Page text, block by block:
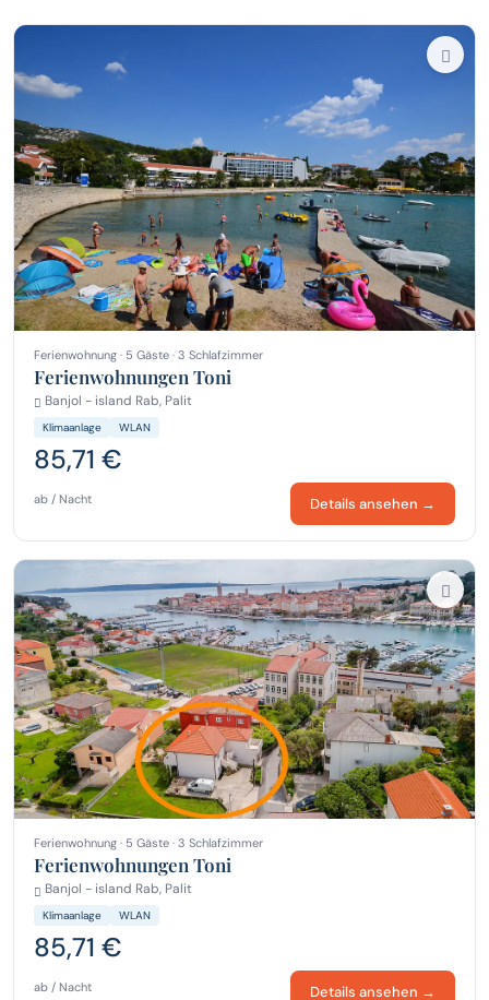
Ferienwohnung · 5 Gäste · 3 Schlafzimmer
Ferienwohnungen Toni
Banjol - island Rab, Palit
Klimaanlage WLAN
85,71 €
ab / Nacht Details ansehen →
Ferienwohnung · 5 Gäste · 3 Schlafzimmer
Ferienwohnungen Toni
Banjol - island Rab, Palit
Klimaanlage WLAN
85,71 €
ab / Nacht Details ansehen →